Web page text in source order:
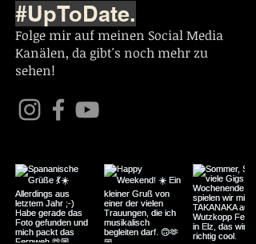
#UpToDate.
Folge mir auf meinen Social Media
Kanälen, da gibt's noch mehr zu
sehen!